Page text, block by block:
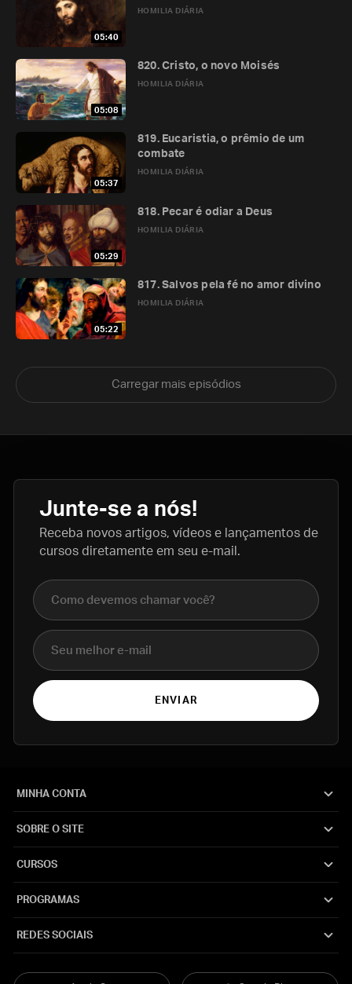
05:40
HOMILIA DIÁRIA
05:08
HOMILIA DIÁRIA
820. Cristo, o novo Moisés
05:37
HOMILIA DIÁRIA
819. Eucaristia, o prêmio de um
combate
05:29
HOMILIA DIÁRIA
818. Pecar é odiar a Deus
05:22
HOMILIA DIÁRIA
817. Salvos pela fé no amor divino
Carregar mais episódios
Junte-se a nós!
Receba novos artigos, vídeos e lançamentos de
cursos diretamente em seu e-mail.
Nome completo
E-mail
ENVIAR
MINHA CONTA
SOBRE O SITE
CURSOS
PROGRAMAS
REDES SOCIAIS